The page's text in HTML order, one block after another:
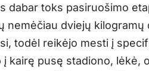
dabar toks pasiruošimo
nemėčiau dviejų kilogramų
todėl reikėjo mesti į
kairę pusę stadiono, lėkė,